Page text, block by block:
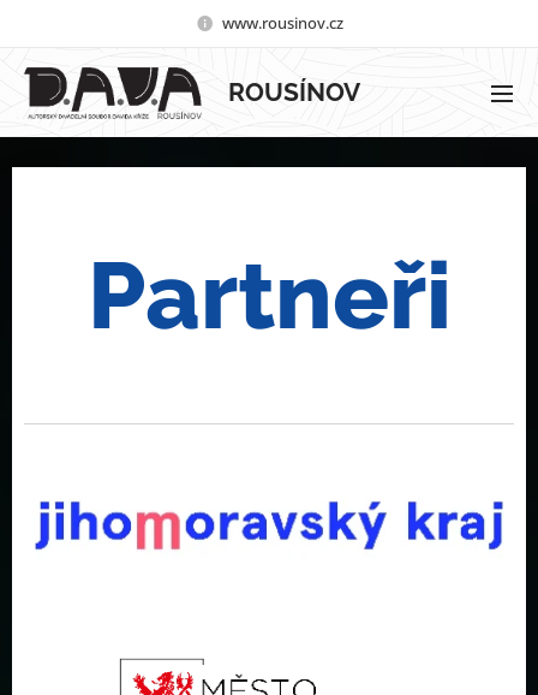
www.rousinov.cz
ROUSÍNOV
Partneři